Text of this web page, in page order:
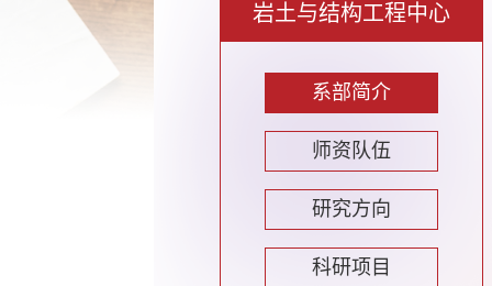
岩土与结构工程中心
系部简介
师资队伍
研究方向
科研项目